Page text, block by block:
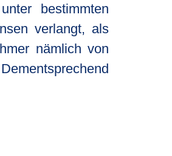
bestimmten
verlangt, als
nämlich von